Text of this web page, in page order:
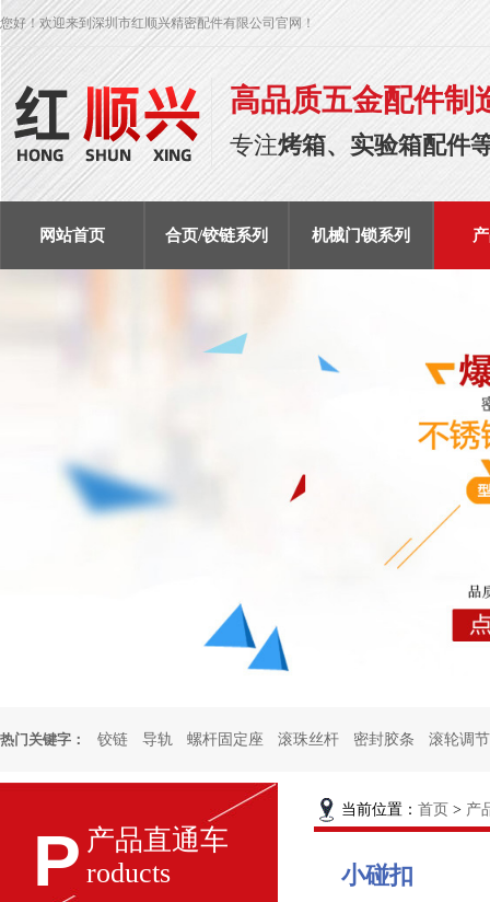
您好！欢迎来到深圳市红顺兴精密配件有限公司官网！
高品质五金配件制
专注烤箱、实验箱配件
网站首页 合页/铰链系列 机械门锁系列
热门关键字： 铰链 导轨 螺杆固定座 滚珠丝杆 密封胶条 滚轮调
烤箱合页 试验箱铰链 厨柜门锁 冷
门扣 雀锁
P 产品直通车
roducts
当前位置： 首页 > 产
小碰扣